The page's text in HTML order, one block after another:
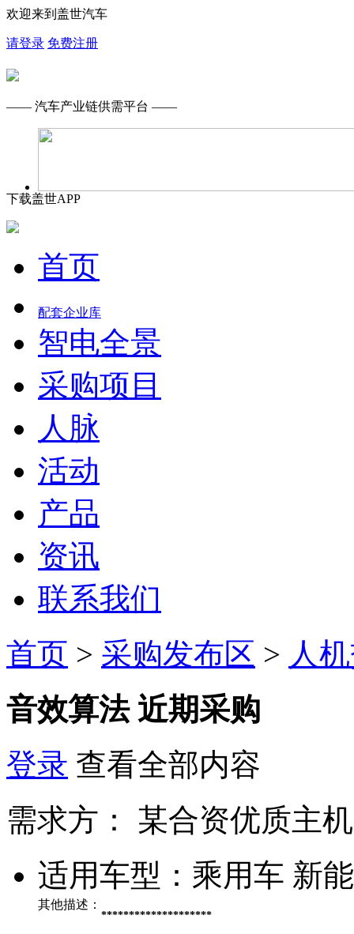
欢迎来到盖世汽车
请登录 免费注册
—— 汽车产业链供需平台 ——
下载盖世APP
首页
配套企业库
智电全景
采购项目
人脉
活动
产品
资讯
联系我们
首页 > 采购发布区 > 人
音效算法 近期采购
登录 查看全部内容
需求方：
某合资优质主
适用车型： 乘用车 新
其他描述：
********************